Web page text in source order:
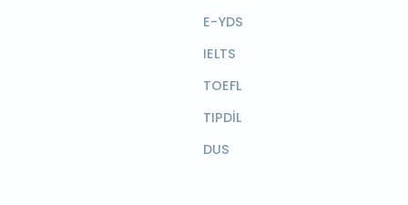
E-YDS
IELTS
TOEFL
TIPDİL
DUS